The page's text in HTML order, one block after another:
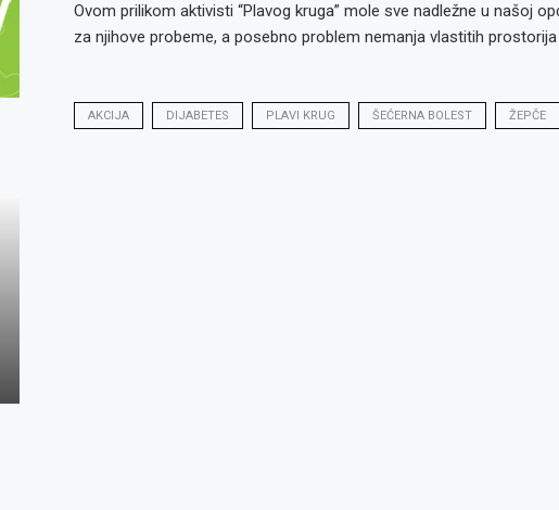
Ovom prilikom aktivisti “Plavog kruga” mole sve nadležne u našoj
za njihove probeme, a posebno problem nemanja vlastitih prostorija
AKCIJA DIJABETES PLAVI KRUG ŠEĆERNA BOLEST ŽEPČE